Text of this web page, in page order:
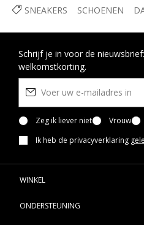
SNEAKERS SCHOENEN
Schrijf je in voor de
welkomstkorting.
Zeg ik liever niet Vrouw
Ik heb de privacyverklaring
WINKEL
ONDERSTEUNING